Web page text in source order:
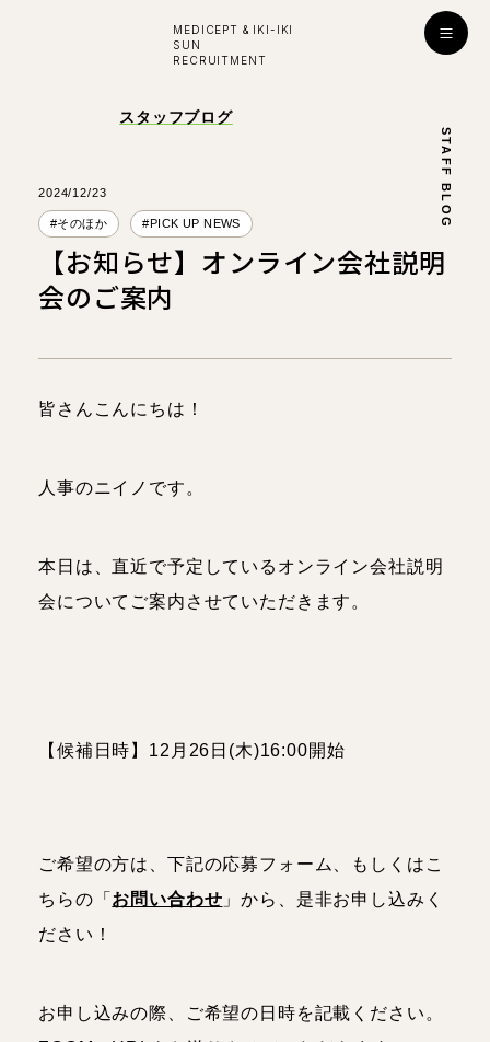
MEDICEPT & IKI-IKI
SUN
RECRUITMENT
学び・成長
スタッフブログ
入社お祝い金プレゼント！
スタッフブログ
STAFF BLOG
2024/12/23
#そのほか #PICK UP NEWS
【お知らせ】オンライン会社説明
会のご案内
皆さんこんにちは！
人事のニイノです。
本日は、直近で予定しているオンライン会社説明
会についてご案内させていただきます。
【候補日時】12月26日(木)16:00開始
ご希望の方は、下記の応募フォーム、もしくはこ
ちらの「 お問い合わせ 」から、是非お申し込みく
ださい！
お申し込みの際、ご希望の日時を記載ください。